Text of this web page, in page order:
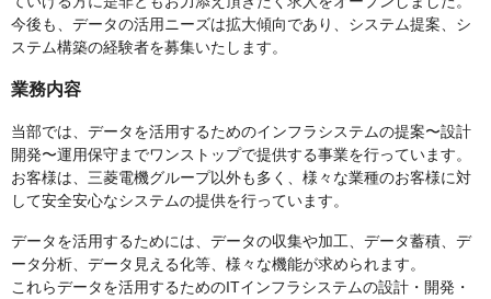
今後も、データの活用ニーズは拡大傾向であり、システム提案、シ
ステム構築の経験者を募集いたします。
業務内容
当部では、データを活用するためのインフラシステムの提案〜設計
開発〜運用保守までワンストップで提供する事業を行っています。
お客様は、三菱電機グループ以外も多く、様々な業種のお客様に対
して安全安心なシステムの提供を行っています。
データを活用するためには、データの収集や加工、データ蓄積、デ
ータ分析、データ見える化等、様々な機能が求められます。
これらデータを活用するためのITインフラシステムの設計・開発・